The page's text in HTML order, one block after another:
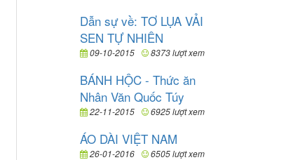
Dẫn sự về: TƠ LỤA VẢI
SEN TỰ NHIÊN
09-10-2015 8373 lượt xem
BÁNH HỘC - Thức ăn
Nhân Văn Quốc Túy
22-11-2015 6925 lượt xem
ÁO DÀI VIỆT NAM
26-01-2016 6505 lượt xem